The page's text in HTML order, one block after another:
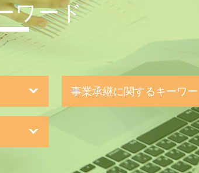
ワード
事業承継に関するキーワー
事業承継税制 特例措置
組織 再編
親族外 承継